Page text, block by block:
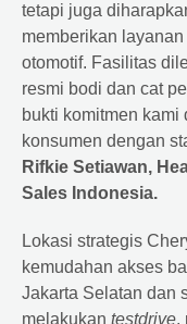
tetapi juga
memberikan
otomotif. Fasilitas
resmi bodi dan cat
bukti komitmen
konsumen dengan
Rifkie Setiawan,
Sales Indonesia.
Lokasi strategis
kemudahan akses
Jakarta Selatan dan
melakukan testdrive,